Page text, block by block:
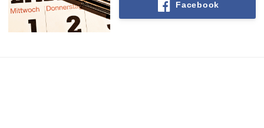
Facebook